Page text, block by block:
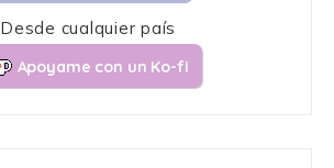
Desde cualquier país
Apoyame con un Ko-fi